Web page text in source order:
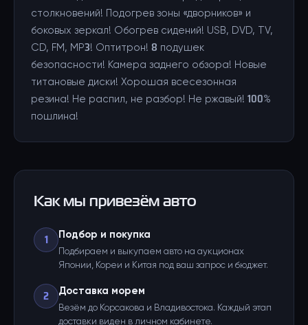
столкновений! Подогрев зоны «дворников» и
боковых зеркал! Обогрев сидений! USB, DVD, TV,
CD, FM, MP3! Оптитрон! 8 подушек
безопасности! Камера заднего обзора! Новые
титановые диски! Хорошая всесезонная
резина! Не распил, не разбор! Не ржавый! 100%
пошлина!
Как мы привезём авто
1 Подбор и покупка
Подбираем и выкупаем авто на аукционах
Японии, Кореи и Китая под ваш запрос и бюджет.
2 Доставка морем
Везём до Корсакова и Владивостока. Каждый этап
доставки виден в личном кабинете.